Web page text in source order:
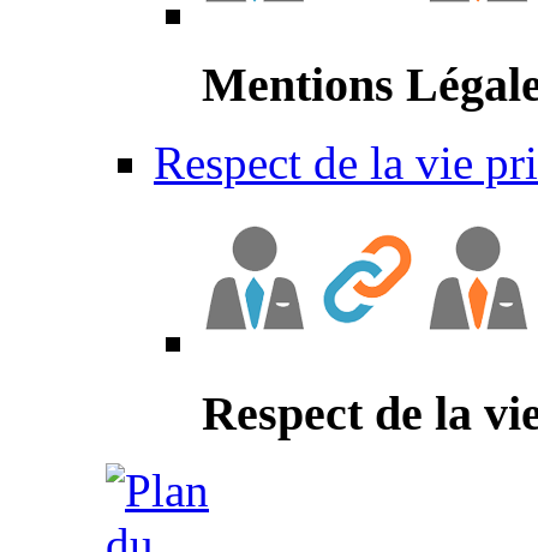
Mentions
Respect de la vie
Respect de la